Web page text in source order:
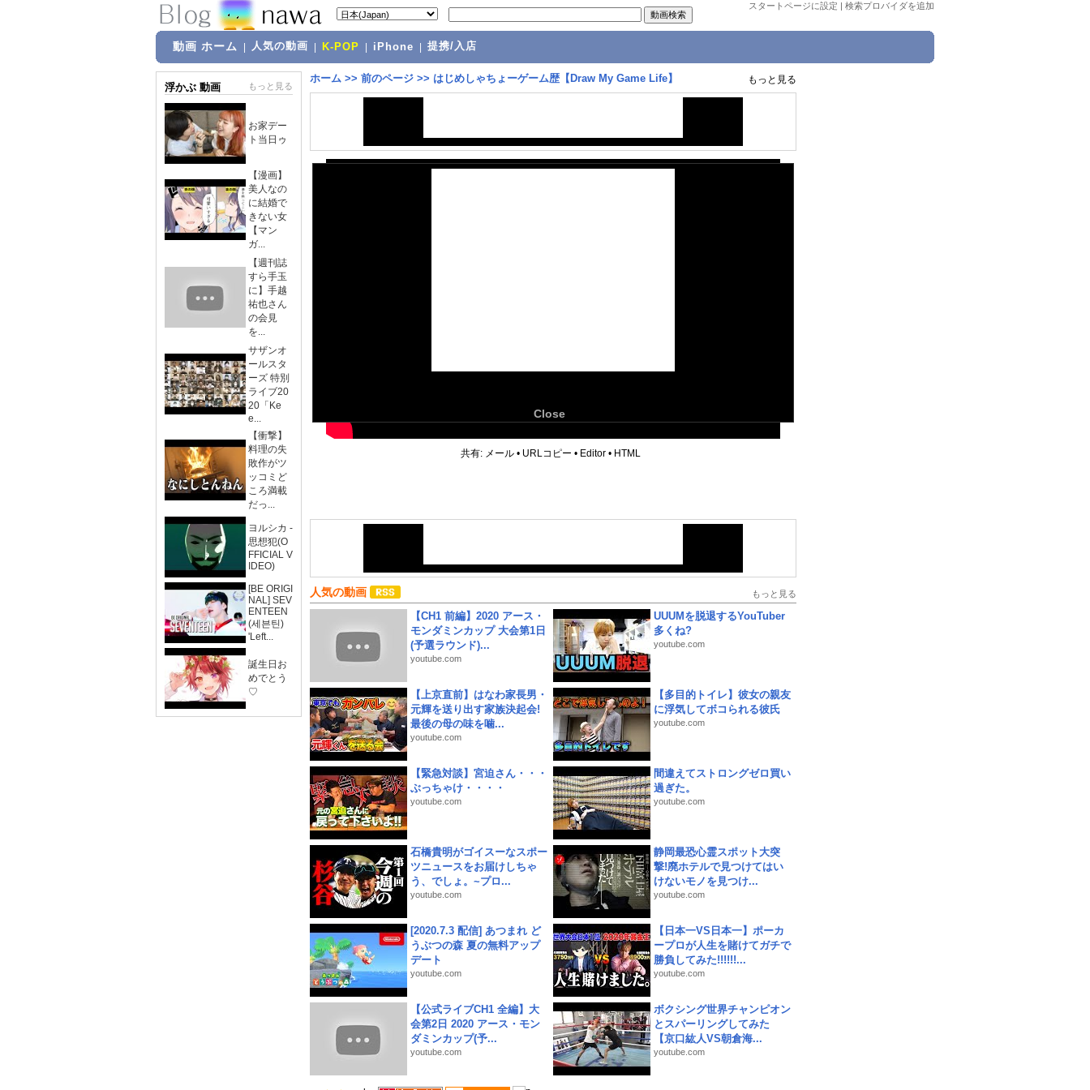
スタートページに設定 | 検索プロバイダを追加
動画 ホーム 人気の動画 K-POP iPhone 提携/入店
浮かぶ 動画 もっと見る
お家デー
ト当日ゥ
【漫画】
美人なの
に結婚で
きない女
【マン
ガ...
【週刊誌
すら手玉
に】手越
祐也さん
の会見
を...
サザンオ
ールスタ
ーズ 特別
ライブ20
20「Ke
e...
【衝撃】
料理の失
敗作がツ
ッコミど
ころ満載
だっ...
ヨルシカ -
思想犯(O
FFICIAL V
IDEO)
[BE ORIGI
NAL] SEV
ENTEEN
(세븐틴)
'Left...
誕生日お
めでとう
♡
ホーム >> 前のページ >> はじめしゃちょーゲーム歴【Draw My Game Life】 もっと見る
Close
共有: メール • URLコピー • Editor • HTML
人気の動画 もっと見る
【CH1 前編】2020 アース・
モンダミンカップ 大会第1日
(予選ラウンド)...
youtube.com
UUUMを脱退するYouTuber
多くね?
youtube.com
【上京直前】はなわ家長男・
元輝を送り出す家族決起会!
最後の母の味を噛...
youtube.com
【多目的トイレ】彼女の親友
に浮気してボコられる彼氏
youtube.com
【緊急対談】宮迫さん・・・
ぶっちゃけ・・・・
youtube.com
間違えてストロングゼロ買い
過ぎた。
youtube.com
石橋貴明がゴイスーなスポー
ツニュースをお届けしちゃ
う、でしょ。~プロ...
youtube.com
静岡最恐心霊スポット大突
撃!廃ホテルで見つけてはい
けないモノを見つけ...
youtube.com
[2020.7.3 配信] あつまれ ど
うぶつの森 夏の無料アップ
デート
youtube.com
【日本一VS日本一】ポーカ
ープロが人生を賭けてガチで
勝負してみた!!!!!!...
youtube.com
【公式ライブCH1 全編】大
会第2日 2020 アース・モン
ダミンカップ(予...
youtube.com
ボクシング世界チャンピオン
とスパーリングしてみた
【京口紘人VS朝倉海...
youtube.com